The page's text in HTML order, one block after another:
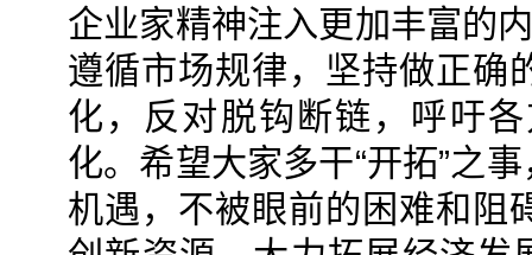
企业家精神注入更加丰富的
遵循市场规律，坚持做正确
化，反对脱钩断链，呼吁
化。希望大家多干“开拓”之
机遇，不被眼前的困难和阻